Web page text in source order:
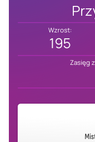
Wzrost:
195
Zasięg